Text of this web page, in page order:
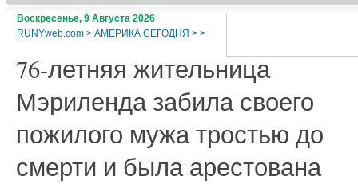
Воскресенье, 9 Августа 2026
RUNYweb.com > АМЕРИКА СЕГОДНЯ > >
76-летняя жительница
Мэриленда забила своего
пожилого мужа тростью до
смерти и была арестована